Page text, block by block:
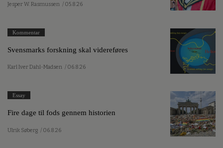
Jesper W. Rasmussen / 05.8.26
Kommentar
Svensmarks forskning skal videreføres
Karl Iver Dahl-Madsen / 06.8.26
Essay
Fire dage til fods gennem historien
Ulrik Søberg / 06.8.26